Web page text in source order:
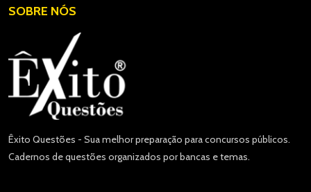
SOBRE NÓS
Êxito Questões - Sua melhor preparação para concursos públicos.
Cadernos de questões organizados por bancas e temas.